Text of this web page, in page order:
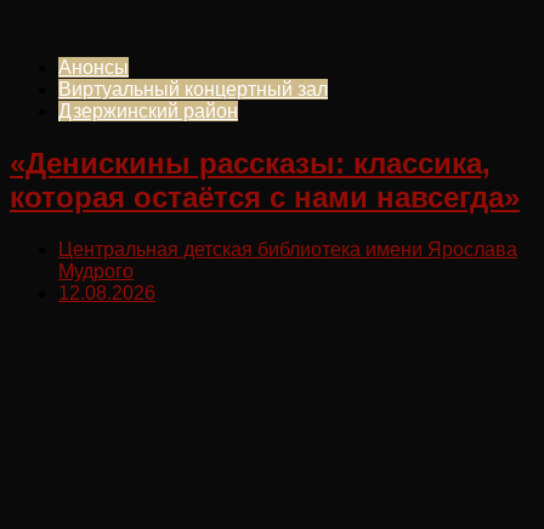
Анонсы
Виртуальный концертный зал
Дзержинский район
«Денискины рассказы: классика,
которая остаётся с нами навсегда»
Центральная детская библиотека имени Ярослава
Мудрого
12.08.2026